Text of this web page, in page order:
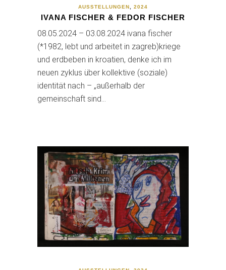
AUSSTELLUNGEN 2024
IVANA FISCHER & FEDOR FISCHER
08.05.2024 – 03.08.2024 ivana fischer
(*1982, lebt und arbeitet in zagreb)kriege
und erdbeben in kroatien, denke ich im
neuen zyklus über kollektive (soziale)
identität nach – „außerhalb der
gemeinschaft sind…